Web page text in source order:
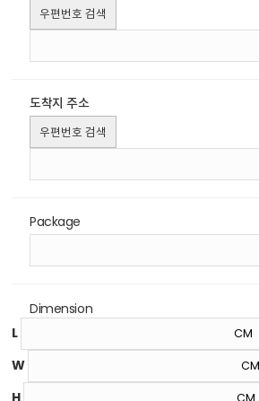
우편번호 검색
도착지 주소
우편번호 검색
Package
Dimension
L
W
H